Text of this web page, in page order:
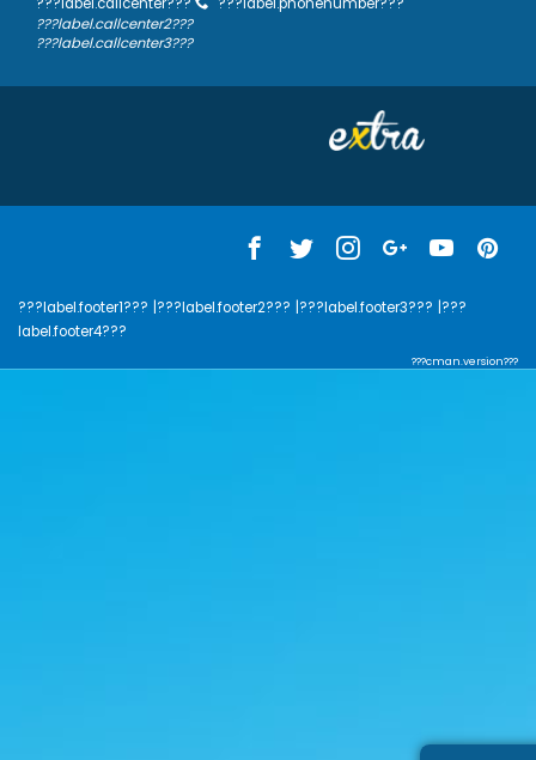
???label.callcenter2???
???label.callcenter3???
???label.footer1??? |???label.footer2??? |???label.footer3??? |???
label.footer4???
???cman.version???